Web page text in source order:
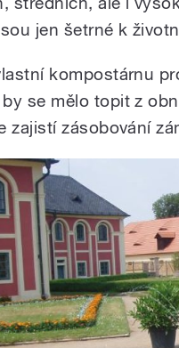
jen šetrné k
kompostárnu
se mělo topit z
zajistí zásobování